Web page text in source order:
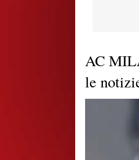
AC
le